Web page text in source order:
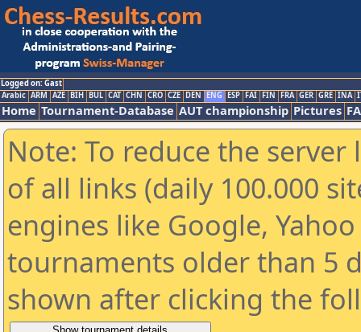
Logged on: Gast
Arabic ARM AZE BIH BUL CAT CHN CRO CZE DEN ENG ESP FAI FIN FRA GER GRE INA
Home Tournament-Database AUT championship Pictures
Note: To reduce the
of all links (daily 100.000
engines like Google,
tournaments older than 5
shown after clicking the